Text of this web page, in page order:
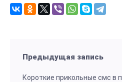
Предыдущая запись
Короткие прикольные смс в